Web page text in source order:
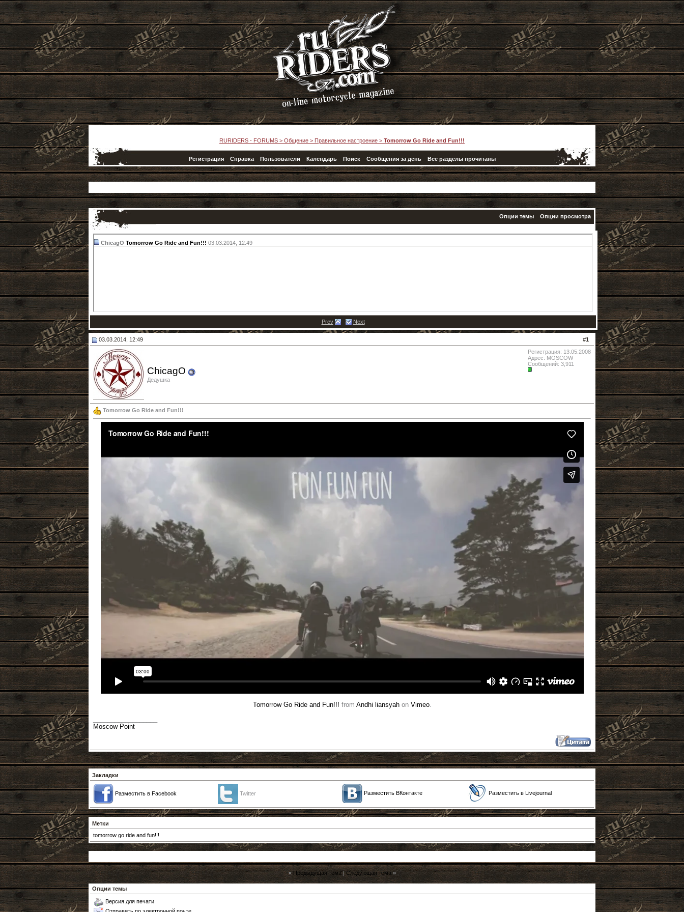
RURIDERS - FORUMS > Общение > Правильное настроение > Tomorrow Go Ride and Fun!!!
Регистрация Справка Пользователи Календарь Поиск Сообщения за день Все разделы прочитаны
Опции темы Опции просмотра
ChicagO Tomorrow Go Ride and Fun!!! 03.03.2014, 12:49
Prev Next
#1
03.03.2014, 12:49
ChicagO
Дедушка
Регистрация: 13.05.2008
Адрес: MOSCOW
Сообщений: 3,911
Tomorrow Go Ride and Fun!!!
Tomorrow Go Ride and Fun!!! from Andhi liansyahon Vimeo.
Moscow Point
Закладки
Разместить в Facebook Twitter Разместить ВКонтакте Разместить в Livejournal
Метки
tomorrow go ride and fun!!!
« Предыдущая тема|Следующая тема »
Опции темы
Версия для печати